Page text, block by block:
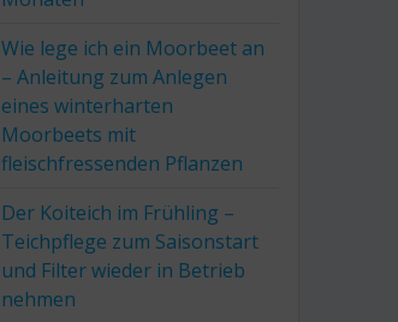
Wie lege ich ein Moorbeet an
– Anleitung zum Anlegen
eines winterharten
Moorbeets mit
fleischfressenden Pflanzen
Der Koiteich im Frühling –
Teichpflege zum Saisonstart
und Filter wieder in Betrieb
nehmen